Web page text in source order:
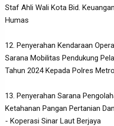
Staf Ahli Wali Kota Bid.
Humas
12. Penyerahan Kendaraan
Sarana Mobilitas Pendukung
Tahun 2024 Kepada Polres
13. Penyerahan Sarana
Ketahanan Pangan Pertanian
- Koperasi Sinar Laut Berjaya